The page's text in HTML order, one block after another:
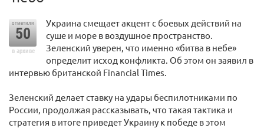
отметили
50
в архиве
Украина смещает акцент с боевых действий на
суше и море в воздушное пространство.
Зеленский уверен, что именно «битва в небе»
определит исход конфликта. Об этом он заявил в
интервью британской Financial Times.
Зеленский делает ставку на удары беспилотниками по
России, продолжая рассказывать, что такая тактика и
стратегия в итоге приведет Украину к победе в этом